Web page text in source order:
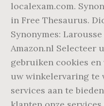
localexam.com.
in Free Thesaurus.
Synonymes:
Amazon.nl Selecteer
gebruiken cookies
uw winkelervaring te
services aan te